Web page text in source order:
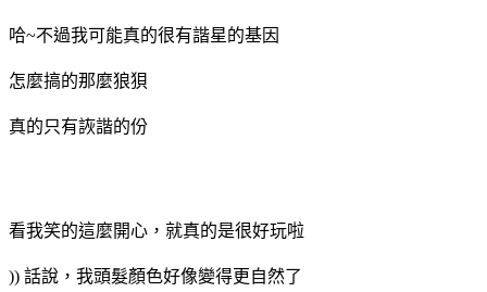
哈~不過我可能真的很有諧星的基因
怎麼搞的那麼狼狽
真的只有詼諧的份
看我笑的這麼開心，就真的是很好玩啦
)) 話說，我頭髮顏色好像變得更自然了